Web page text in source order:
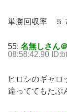
単勝回収率
55: 名無しさん
08:58:42.90
ヒロシのギャ
違っててもたぶ